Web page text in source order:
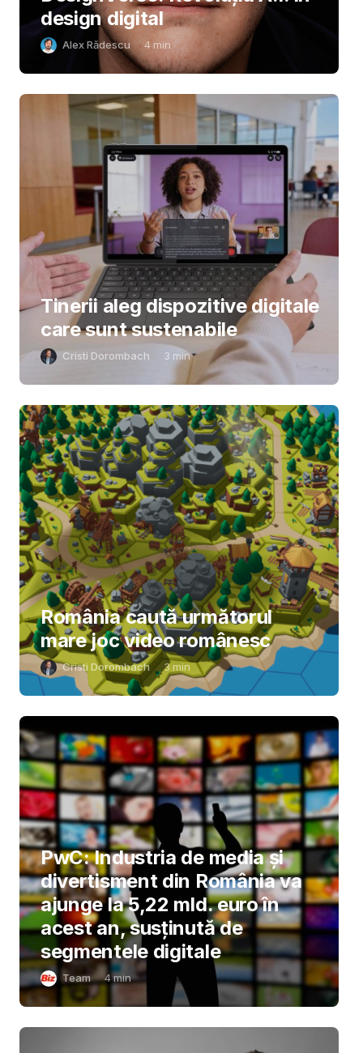
design digital
Alex Rădescu 4 min
Tinerii aleg dispozitive digitale
care sunt sustenabile
Cristi Dorombach 3 min
România caută următorul
mare joc video românesc
Cristi Dorombach 3min
PwC: Industria de media și
divertisment din România va
ajunge la 5,22 mld. euro în
acest an, susținută de
segmentele digitale
Team 4min